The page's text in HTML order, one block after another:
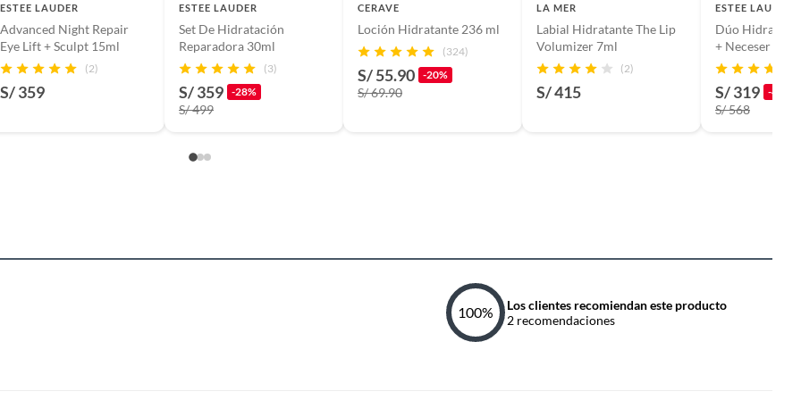
ESTEE LAUDER
Advanced Night Repair
Eye Lift + Sculpt 15ml
(2)
S/ 359
ESTEE LAUDER
Set De Hidratación
Reparadora 30ml
(3)
S/ 359 -28%
S/ 499
CERAVE
Loción Hidratante 236 ml
(324)
S/ 55.90 -20%
S/ 69.90
LA MER
Labial Hidratante The Lip
Volumizer 7ml
(2)
S/ 415
ESTEE LAUDER
Dúo
+ Neceser
S/ 319 -44%
S/ 568
100%
Los clientes recomiendan este producto
2 recomendaciones